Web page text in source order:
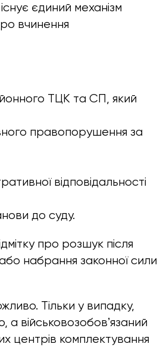
єдиний механізм
вчинення
ТЦК та СП, який
правопорушення за
відповідальності
до суду.
про розшук після
набрання законної сили
Тільки у випадку,
а військовозобовʼязаний
центрів комплектування